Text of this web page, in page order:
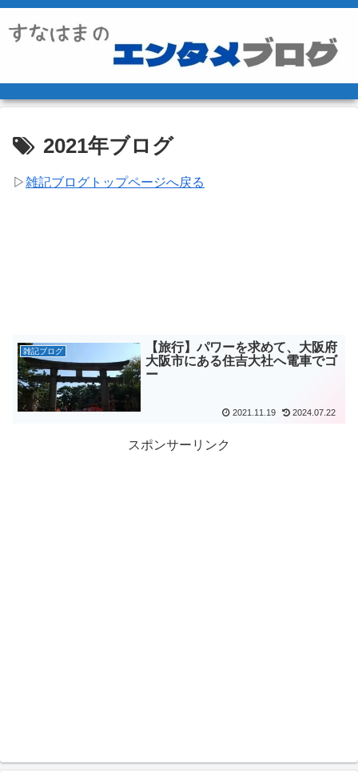
2021年ブログ
▷雑記ブログトップページへ戻る
雑記ブログ
【旅行】パワーを求めて、大阪府
大阪市にある住吉大社へ電車でゴ
ー
2021.11.19 2024.07.22
スポンサーリンク